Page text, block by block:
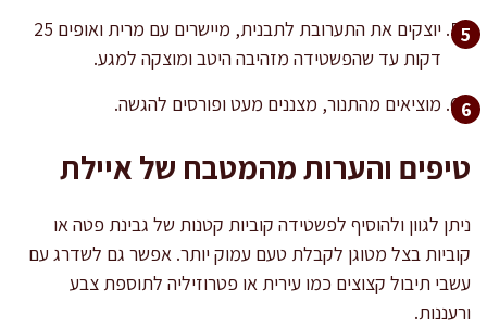
יוצקים את התערובת לתבנית, מיישרים עם מרית ואופים 25
דקות עד שהפשטידה מזהיבה היטב ומוצקה למגע.
מוציאים מהתנור, מצננים מעט ופורסים להגשה.
טיפים והערות מהמטבח של איילת
ניתן לגוון ולהוסיף לפשטידה קוביות קטנות של גבינת פטה או
קוביות בצל מטוגן לקבלת טעם עמוק יותר. אפשר גם לשדרג עם
עשבי תיבול קצוצים כמו עירית או פטרוזיליה לתוספת צבע
ורעננות.